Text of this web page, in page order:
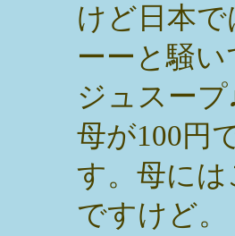
けど日本
ーーと騒
ジュスープ
母が100円
す。母に
ですけど。